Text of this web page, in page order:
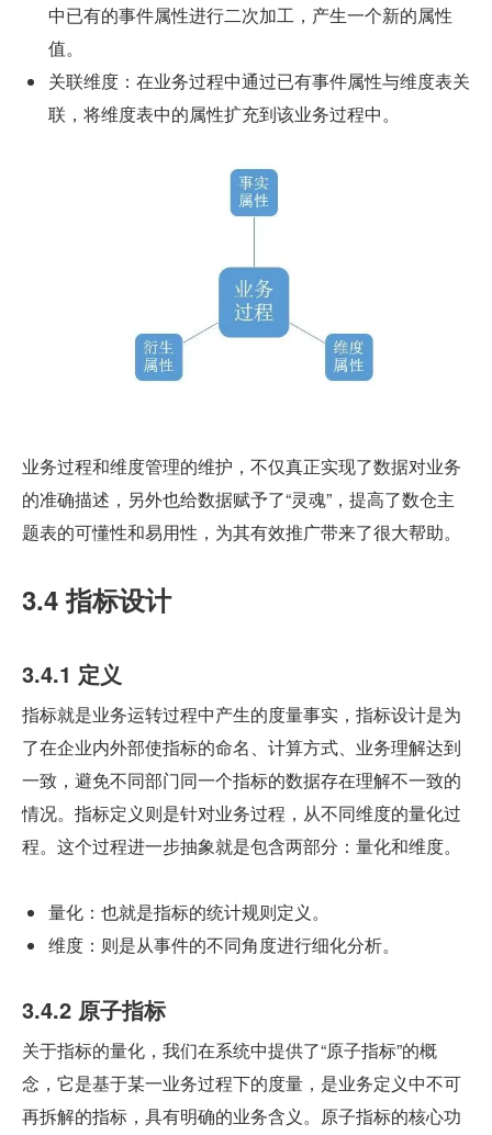
中已有的事件属性进行二次加工，产生一个新的属性
值。
关联维度：在业务过程中通过已有事件属性与维度表关
联，将维度表中的属性扩充到该业务过程中。
业务过程和维度管理的维护，不仅真正实现了数据对业务
的准确描述，另外也给数据赋予了“灵魂”，提高了数仓主
题表的可懂性和易用性，为其有效推广带来了很大帮助。
3.4 指标设计
3.4.1 定义
指标就是业务运转过程中产生的度量事实，指标设计是为
了在企业内外部使指标的命名、计算方式、业务理解达到
一致，避免不同部门同一个指标的数据存在理解不一致的
情况。指标定义则是针对业务过程，从不同维度的量化过
程。这个过程进一步抽象就是包含两部分：量化和维度。
量化：也就是指标的统计规则定义。
维度：则是从事件的不同角度进行细化分析。
3.4.2 原子指标
关于指标的量化，我们在系统中提供了“原子指标”的概
念，它是基于某一业务过程下的度量，是业务定义中不可
再拆解的指标，具有明确的业务含义。原子指标的核心功